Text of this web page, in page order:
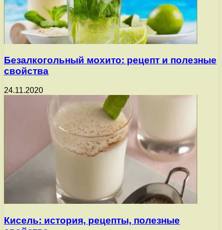
Безалкогольный мохито: рецепт и полезные
свойства
24.11.2020
Кисель: история, рецепты, полезные